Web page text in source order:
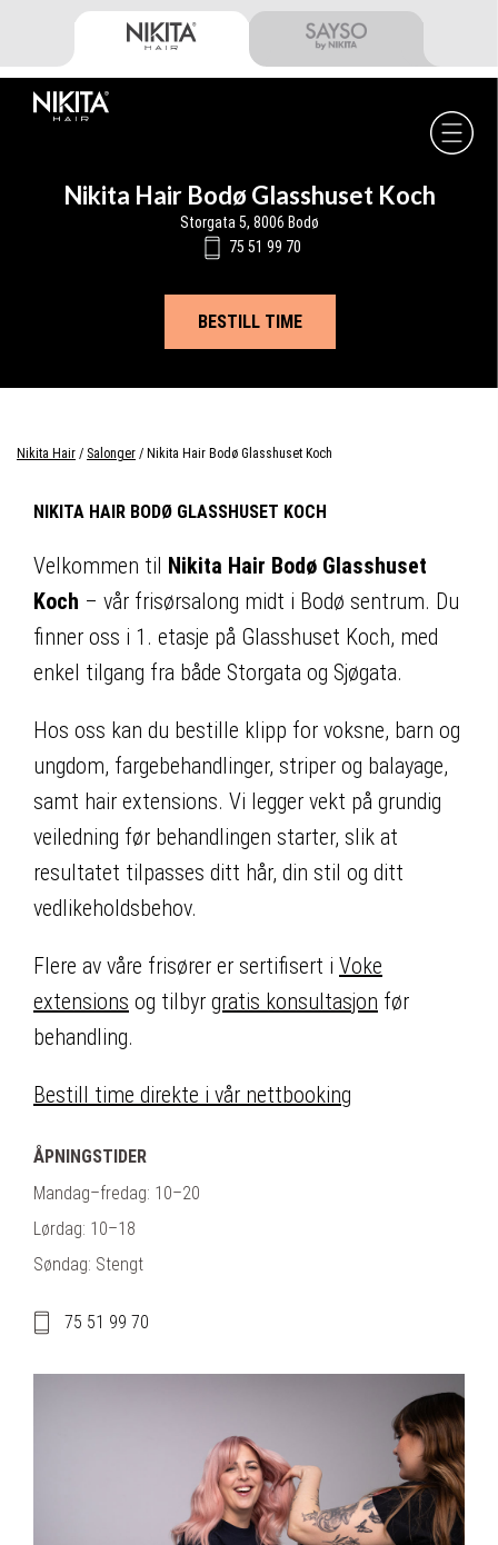
primary
navigation
main
content
footer
Nikita Hair Bodø Glasshuset Koch
Storgata 5, 8006 Bodø
75 51 99 70
BESTILL TIME
Nikita Hair / Salonger / Nikita Hair Bodø Glasshuset Koch
NIKITA HAIR BODØ GLASSHUSET KOCH
Velkommen til Nikita Hair Bodø Glasshuset
Koch – vår frisørsalong midt i Bodø sentrum. Du
finner oss i 1. etasje på Glasshuset Koch, med
enkel tilgang fra både Storgata og Sjøgata.
Hos oss kan du bestille klipp for voksne, barn og
ungdom, fargebehandlinger, striper og balayage,
samt hair extensions. Vi legger vekt på grundig
veiledning før behandlingen starter, slik at
resultatet tilpasses ditt hår, din stil og ditt
vedlikeholdsbehov.
Flere av våre frisører er sertifisert i Voke
extensions og tilbyr gratis konsultasjon før
behandling.
Bestill time direkte i vår nettbooking
ÅPNINGSTIDER
Mandag–fredag: 10–20
Lørdag: 10–18
Søndag: Stengt
75 51 99 70